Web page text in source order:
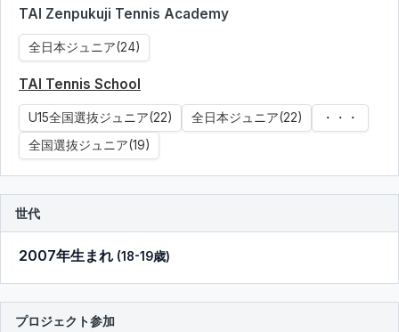
TAI Zenpukuji Tennis Academy
全日本ジュニア(24)
TAI Tennis School
U15全国選抜ジュニア(22) 全日本ジュニア(22)
・・・
全国選抜ジュニア(19)
世代
2007年生まれ (18-19歳)
プロジェクト参加